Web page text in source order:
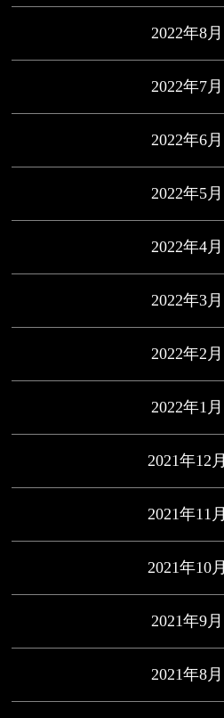
2022年8月
2022年7月
2022年6月
2022年5月
2022年4月
2022年3月
2022年2月
2022年1月
2021年12月
2021年11月
2021年10月
2021年9月
2021年8月